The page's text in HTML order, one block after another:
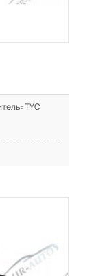
TYC